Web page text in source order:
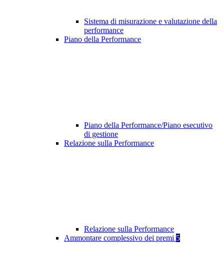
Sistema di misurazione e valutazione della
performance
Piano della Performance
Piano della Performance/Piano esecutivo
di gestione
Relazione sulla Performance
Relazione sulla Performance
Ammontare complessivo dei premi 5